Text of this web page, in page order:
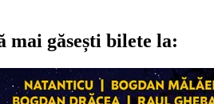
mai găsești bilete la: